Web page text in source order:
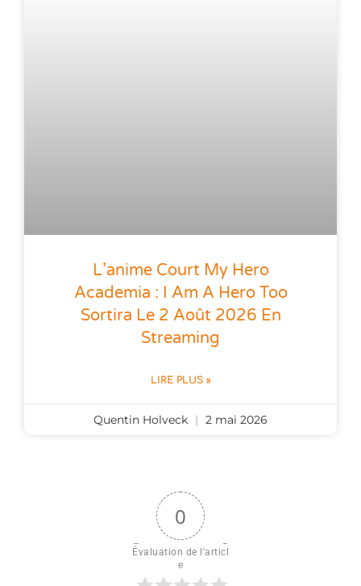
L’anime Court My Hero
Academia : I Am A Hero Too
Sortira Le 2 Août 2026 En
Streaming
LIRE PLUS »
Quentin Holveck 2 mai 2026
0
Évaluation de l'articl
e